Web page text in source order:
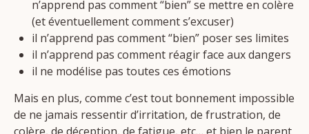
n’apprend pas comment “bien” se mettre en colère
(et éventuellement comment s’excuser)
il n’apprend pas comment “bien” poser ses limites
il n’apprend pas comment réagir face aux dangers
il ne modélise pas toutes ces émotions
Mais en plus, comme c’est tout bonnement impossible
de ne jamais ressentir d’irritation, de frustration, de